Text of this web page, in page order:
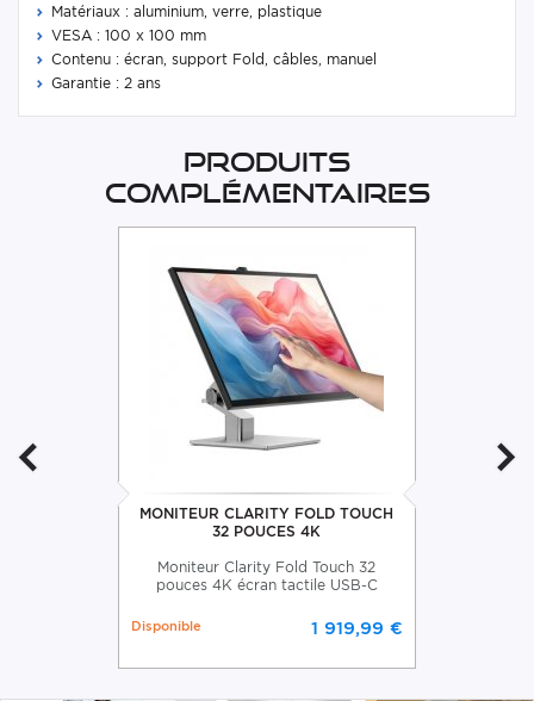
Matériaux : aluminium, verre, plastique
VESA : 100 x 100 mm
Contenu : écran, support Fold, câbles, manuel
Garantie : 2 ans
Produits
complémentaires
MONITEUR CLARITY FOLD TOUCH
32 POUCES 4K
Moniteur Clarity Fold Touch 32
pouces 4K écran tactile USB-C
Disponible 1 919,99 €